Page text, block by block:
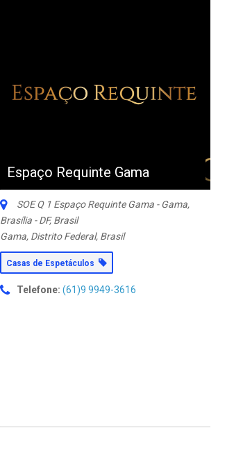
Espaço Requinte Gama
SOE Q 1 Espaço Requinte Gama - Gama,
Brasília - DF, Brasil
Gama, Distrito Federal, Brasil
Casas de Espetáculos
Telefone: (61)9 9949-3616